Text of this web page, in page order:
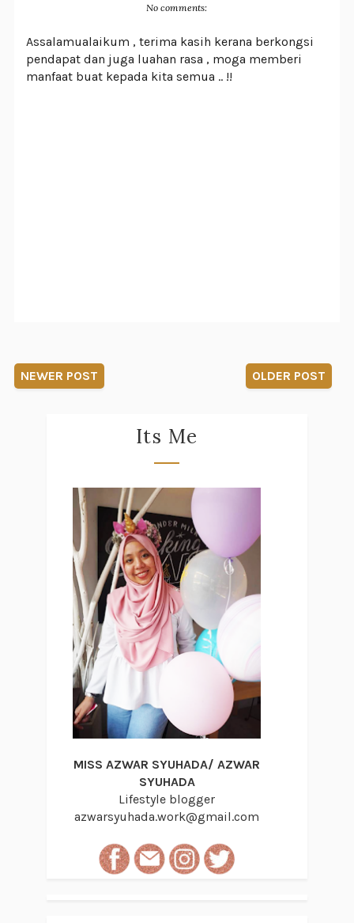
No comments:
Assalamualaikum , terima kasih kerana berkongsi
pendapat dan juga luahan rasa , moga memberi
manfaat buat kepada kita semua .. !!
NEWER POST OLDER POST
Its Me
MISS AZWAR SYUHADA/ AZWAR
SYUHADA
Lifestyle blogger
azwarsyuhada.work@gmail.com